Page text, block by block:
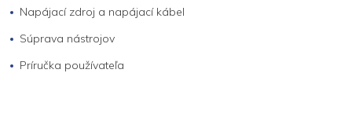
Napájací zdroj a napájací kábel
Súprava nástrojov
Príručka používateľa